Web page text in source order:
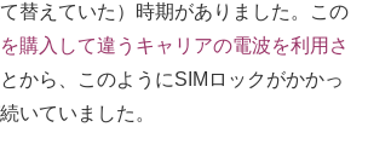
替えていた）時期がありました。この
購入して違うキャリアの電波を利用さ
から、このようにSIMロックがかかっ
いていました。